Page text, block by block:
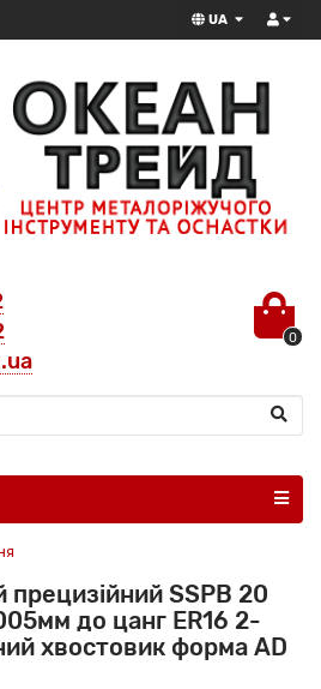
UA
0
SSPB 20
до цанг ER16 2-
хвостовик форма AD